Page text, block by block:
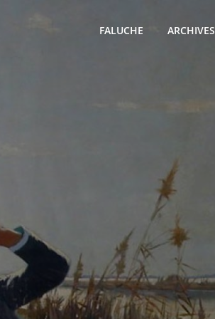
FALUCHE ARCHIVES